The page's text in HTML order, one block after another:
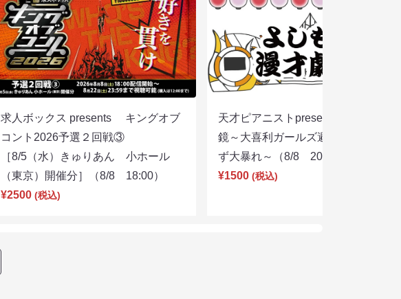
求人ボックス presents キングオブ
コント2026予選２回戦③
［8/5（水）きゅりあん 小ホール
（東京）開催分］（8/8 18:00）
¥2500 (税込)
天才ピアニストpresentsすっぴん眼
鏡～大喜利ガールズ避暑地を目指さ
ず大暴れ～（8/8 20:45）
¥1500 (税込)